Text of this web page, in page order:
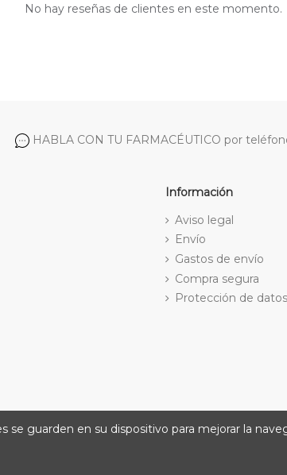
No hay reseñas de clientes en este momento.
HABLA CON TU FARMACÉUTICO por
Información
Aviso legal
Envío
Gastos de envío
Compra segura
Protección de datos
se guarden en su dispositivo para mejorar la